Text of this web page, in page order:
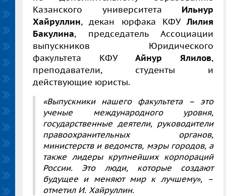
Казанского университета Ильнур
Хайруллин, декан юрфака КФУЛилия
Бакулина, председатель Ассоциации
выпускников Юридического
факультета КФУ Айнур Ялилов,
преподаватели, студенты и
действующие юристы.
«Выпускники нашего факультета – это
ученые международного уровня,
государственные деятели, руководители
правоохранительных органов,
министерств и ведомств, мэры городов, а
также лидеры крупнейших корпораций
России. Это люди, которые создают
будущее и меняют мир к лучшему»,–
отметил И. Хайруллин.